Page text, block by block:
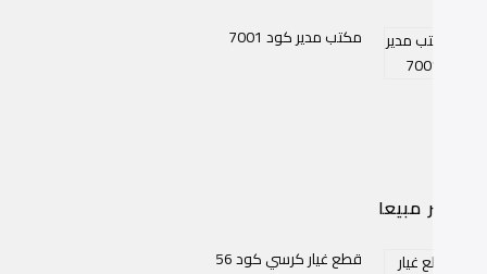
مكتب مدير كود 7001
مبيعا
قطع غيار كرسي كود 56